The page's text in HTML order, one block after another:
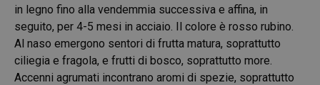
in legno fino alla vendemmia successiva e affina, in
seguito, per 4-5 mesi in acciaio. Il colore è rosso rubino.
Al naso emergono sentori di frutta matura, soprattutto
ciliegia e fragola, e frutti di bosco, soprattutto more.
Accenni agrumati incontrano aromi di spezie, soprattutto